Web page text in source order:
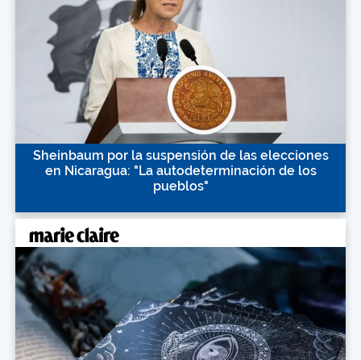
Sheinbaum por la suspensión de las elecciones
en Nicaragua: "La autodeterminación de los
pueblos"